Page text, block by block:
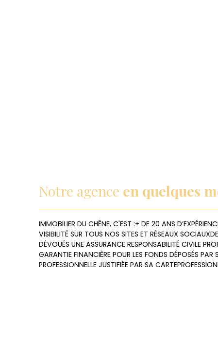
Notre agence en quelques
IMMOBILIER DU CHÊNE, C'EST :+ DE 20 ANS
VISIBILITÉ SUR TOUS NOS SITES ET RÉSEAUX
DÉVOUÉS UNE ASSURANCE RESPONSABILITÉ CIVILE
GARANTIE FINANCIÈRE POUR LES FONDS DÉPOSÉS PAR
PROFESSIONNELLE JUSTIFIÉE PAR SA